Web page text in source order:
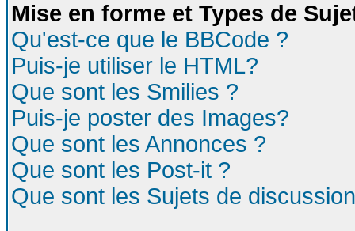
Mise en forme et Types de
Qu'est-ce que le BBCode ?
Puis-je utiliser le HTML?
Que sont les Smilies ?
Puis-je poster des Images?
Que sont les Annonces ?
Que sont les Post-it ?
Que sont les Sujets de